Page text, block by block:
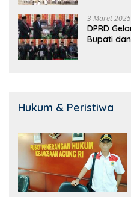
3 Maret 2025
DPRD
Bupati
Hukum & Peristiwa